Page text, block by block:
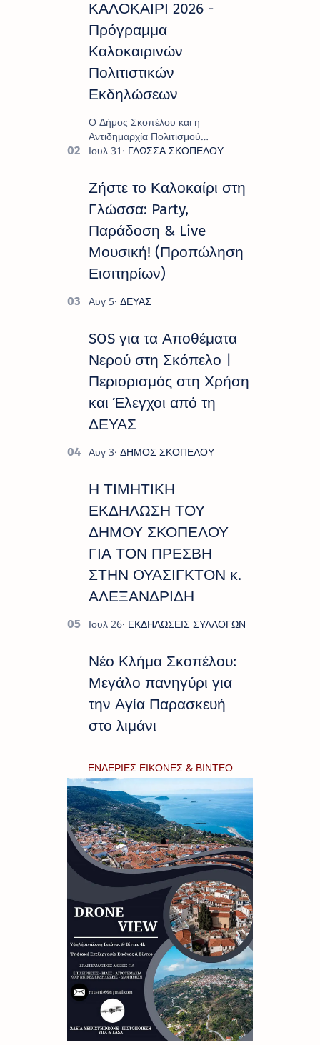
ΚΑΛΟΚΑΙΡΙ 2026 -
Πρόγραμμα
Καλοκαιρινών
Πολιτιστικών
Εκδηλώσεων
Ο Δήμος Σκοπέλου και η
Αντιδημαρχία Πολιτισμού
παρουσιάζουν το πρόγραμμα «
πλούσιο και πολυσυλλεκτικό
πρόγραμμα εκδ…
Ζήστε το Καλοκαίρι στη
Γλώσσα: Party,
Παράδοση & Live
Μουσική! (Προπώληση
Εισιτηρίων)
SOS για τα Αποθέματα
Νερού στη Σκόπελο |
Περιορισμός στη Χρήση
και Έλεγχοι από τη
ΔΕΥΑΣ
Η ΤΙΜΗΤΙΚΗ
ΕΚΔΗΛΩΣΗ ΤΟΥ
ΔΗΜΟΥ ΣΚΟΠΕΛΟΥ
ΓΙΑ ΤΟΝ ΠΡΕΣΒΗ
ΣΤΗΝ ΟΥΑΣΙΓΚΤΟΝ κ.
ΑΛΕΞΑΝΔΡΙΔΗ
Νέο Κλήμα Σκοπέλου:
Μεγάλο πανηγύρι για
την Αγία Παρασκευή
στο λιμάνι
ΕΝΑΕΡΙΕΣ ΕΙΚΟΝΕΣ & ΒΙΝΤΕΟ